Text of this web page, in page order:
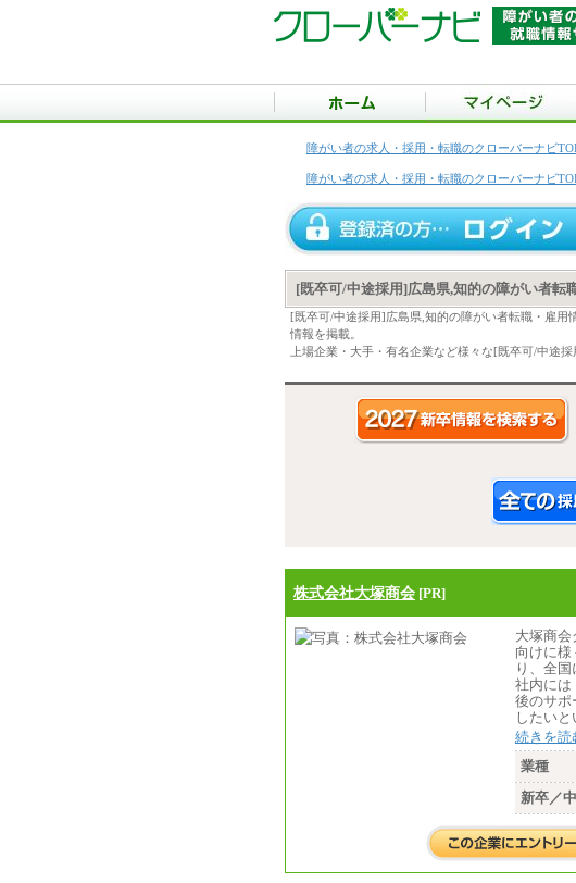
障がい者の求人・採用・転職のクローバーナビ
障がい者の求人・採用・転職のクローバーナビ
[既卒可/中途採用]広島県,知的の障がい者転
[既卒可/中途採用]広島県,知的の障がい者転職・雇用
情報を掲載。
上場企業・大手・有名企業など様々な[既卒可/中途
株式会社大塚商会 [PR]
大塚商会
向けに
り、全国
社内には
後のサポ
したい
続きを読
業種
新卒／